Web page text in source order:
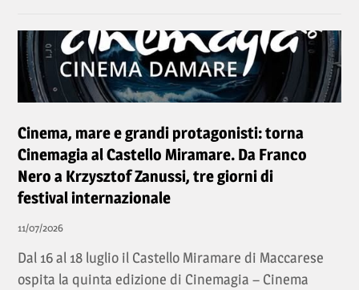
Cinema, mare e grandi protagonisti: torna
Cinemagia al Castello Miramare. Da Franco
Nero a Krzysztof Zanussi, tre giorni di
festival internazionale
11/07/2026
Dal 16 al 18 luglio il Castello Miramare di Maccarese
ospita la quinta edizione di Cinemagia – Cinema